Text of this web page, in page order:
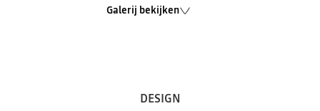
Galerij bekijken
DESIGN